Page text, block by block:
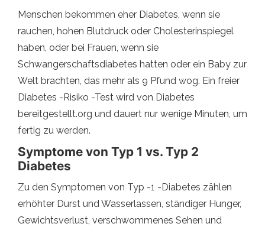
Menschen bekommen eher Diabetes, wenn sie
rauchen, hohen Blutdruck oder Cholesterinspiegel
haben, oder bei Frauen, wenn sie
Schwangerschaftsdiabetes hatten oder ein Baby zur
Welt brachten, das mehr als 9 Pfund wog. Ein freier
Diabetes -Risiko -Test wird von Diabetes
bereitgestellt.org und dauert nur wenige Minuten, um
fertig zu werden.
Symptome von Typ 1 vs. Typ 2
Diabetes
Zu den Symptomen von Typ -1 -Diabetes zählen
erhöhter Durst und Wasserlassen, ständiger Hunger,
Gewichtsverlust, verschwommenes Sehen und